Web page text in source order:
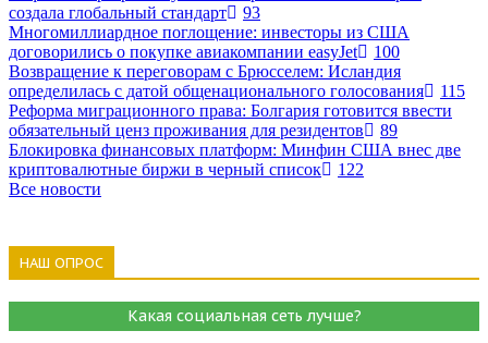
создала глобальный стандарт
93
Многомиллиардное поглощение: инвесторы из США
договорились о покупке авиакомпании easyJet
100
Возвращение к переговорам с Брюсселем: Исландия
определилась с датой общенационального голосования
115
Реформа миграционного права: Болгария готовится ввести
обязательный ценз проживания для резидентов
89
Блокировка финансовых платформ: Минфин США внес две
криптовалютные биржи в черный список
122
Все новости
НАШ ОПРОС
Какая социальная сеть лучше?